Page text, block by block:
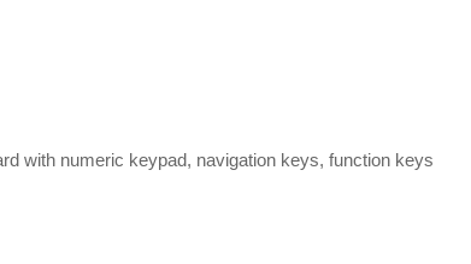
with numeric keypad, navigation keys, function keys